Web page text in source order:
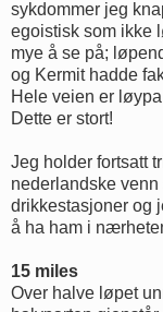
sykdommer jeg
egoistisk som ikke
mye å se på;
og Kermit hadde
Hele veien er
Dette er stort!
Jeg holder fortsatt
nederlandske
drikkestasjoner og
å ha ham i
15 miles
Over halve løpet